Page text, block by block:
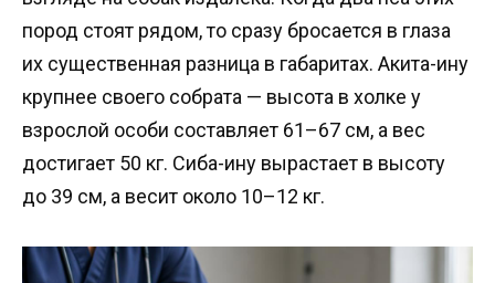
пород стоят рядом, то сразу бросается в глаза
их существенная разница в габаритах. Акита-ину
крупнее своего собрата — высота в холке у
взрослой особи составляет 61–67 см, а вес
достигает 50 кг. Сиба-ину вырастает в высоту
до 39 см, а весит около 10–12 кг.